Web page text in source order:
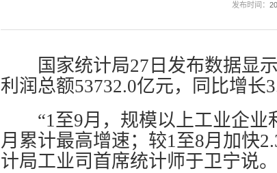
发布时间：
国家统计局27日发布数据显
利润总额53732.0亿元，同比增长
“1至9月，规模以上工业企
月累计最高增速；较1至8月加快
计局工业司首席统计师于卫宁说。